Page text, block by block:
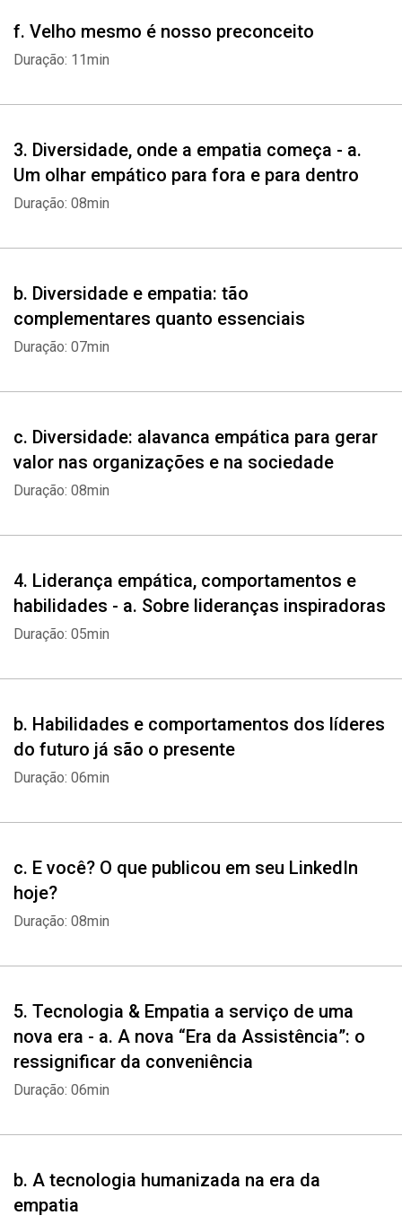
f. Velho mesmo é nosso preconceito
Duração: 11min
3. Diversidade, onde a empatia começa - a.
Um olhar empático para fora e para dentro
Duração: 08min
b. Diversidade e empatia: tão
complementares quanto essenciais
Duração: 07min
c. Diversidade: alavanca empática para gerar
valor nas organizações e na sociedade
Duração: 08min
4. Liderança empática, comportamentos e
habilidades - a. Sobre lideranças inspiradoras
Duração: 05min
b. Habilidades e comportamentos dos líderes
do futuro já são o presente
Duração: 06min
c. E você? O que publicou em seu LinkedIn
hoje?
Duração: 08min
5. Tecnologia & Empatia a serviço de uma
nova era - a. A nova “Era da Assistência”: o
ressignificar da conveniência
Duração: 06min
b. A tecnologia humanizada na era da
empatia